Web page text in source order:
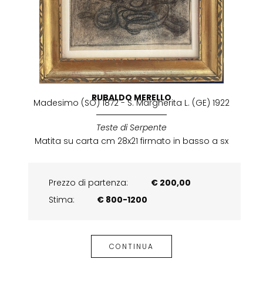
RUBALDO MERELLO
Madesimo (SO) 1872 - S. Margherita L. (GE) 1922
Teste di Serpente
Matita su carta cm 28x21 firmato in basso a sx
Prezzo di partenza:
€ 200,00
Stima:
€ 800-1200
CONTINUA